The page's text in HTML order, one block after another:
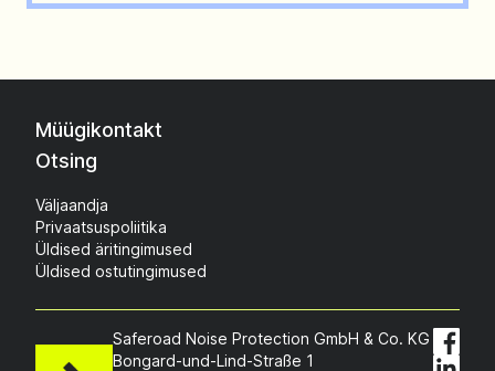
Müügikontakt
Otsing
Väljaandja
Privaatsuspoliitika
Üldised äritingimused
Üldised ostutingimused
Saferoad Noise Protection GmbH & Co. KG
Bongard-und-Lind-Straße 1